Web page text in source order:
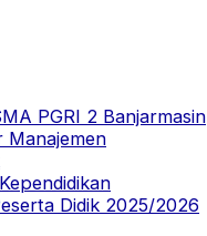
PGRI 2 Banjarmasin
Didik 2025/2026